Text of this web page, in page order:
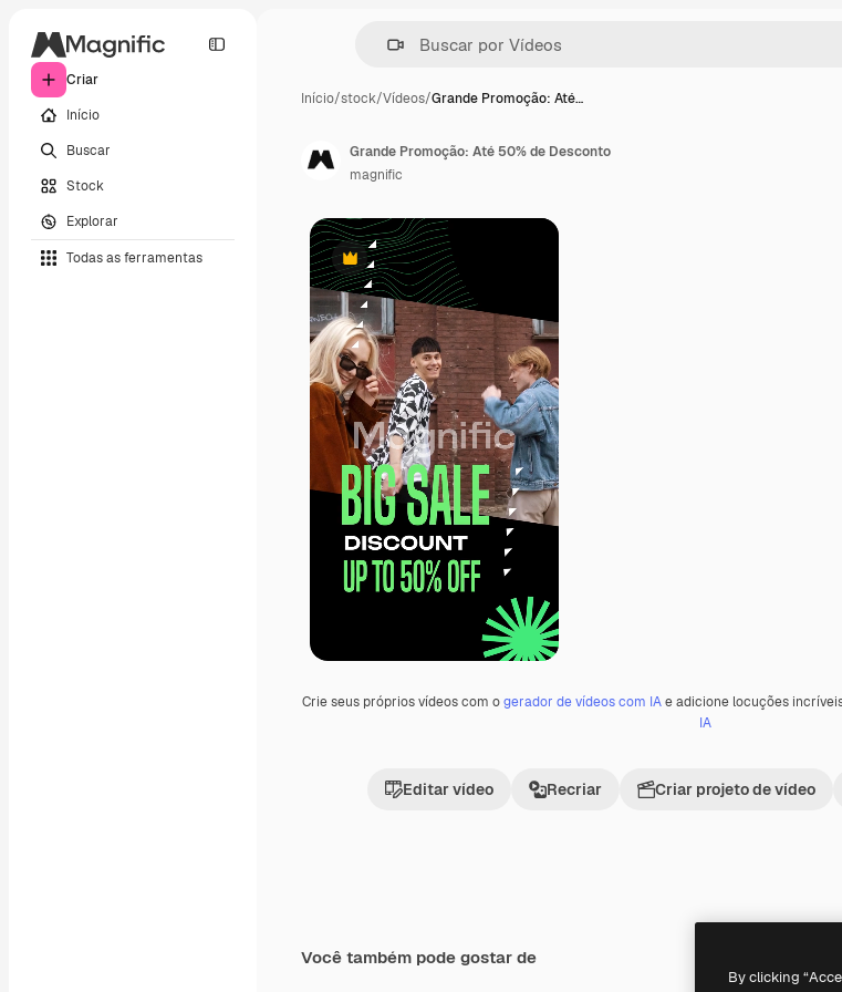
Criar
Início
Buscar
Stock
Explorar
Todas as ferramentas
Início/stock/Vídeos/Grande Promoção: Até…
Premium
Crie seus próprios vídeos com ogerador de vídeos com IAe adicione locuções
IA
Editar vídeo Recriar Criar projeto de vídeo
Grande Promoção: Até 50% de Desconto
magnific
Você também pode gostar de
By clicking